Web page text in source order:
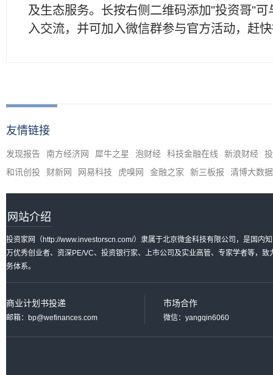
及生态服务。长按右侧二维码添加"投资哥"可
入交流，并可加入微信群参与官方活动，赶
友情链接
发现报告 南方经济网 犀牛之星 泡财经 科技金融在线 新浪财经
和讯创投
财新网 网易科技 虎嗅网 金融之家 新三板报 清博大数据
网站介绍
投资家网（http://www.investorscn.com/）隶属于北京微金科技有限公司，是国内
万优秀创业者、资深PE/VC、投资银行家、上市公司及实业高管、专家学者等，
务体系。
商业计划书投递
邮箱：bp@wefinances.com
市场合作
微信：yangqin6060